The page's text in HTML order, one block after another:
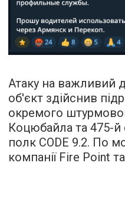
Атаку на важливий
об'єкт здійснив
окремого
Коцюбайла та 475-
полк CODE 9.2. По
компанії Fire Point